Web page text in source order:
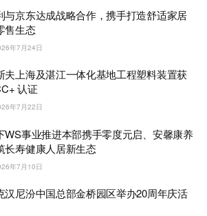
与京东达成战略合作，携手打造舒适家居
售生态
年7月24日
夫上海及湛江一体化基地工程塑料装置获
认证
年7月22日
WS事业推进本部携手零度元启、安馨康养
长寿健康人居新生态
年7月10日
汉尼汾中国总部金桥园区举办20周年庆活